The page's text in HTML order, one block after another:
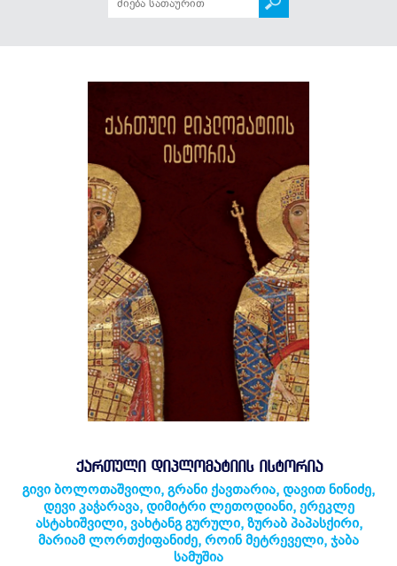
ᲥᲐᲠᲗᲣᲚᲘ ᲓᲘᲞᲚᲝᲛᲐᲢᲘᲘᲡ ᲘᲡᲢᲝᲠᲘᲐ
გივი ბოლოთაშვილი, გრანი ქავთარია, დავით ნინიძე,
დევი კაჭარავა, დიმიტრი ლეთოდიანი, ერეკლე
ასტახიშვილი, ვახტანგ გურული, ზურაბ პაპასქირი,
მარიამ ლორთქიფანიძე, როინ მეტრეველი, ჯაბა
სამუშია